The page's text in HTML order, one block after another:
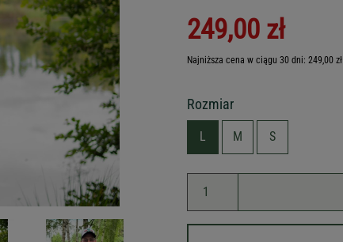
249,00 zł
Najniższa cena w ciągu 30 dni: 249,00 zł
Rozmiar
L M S